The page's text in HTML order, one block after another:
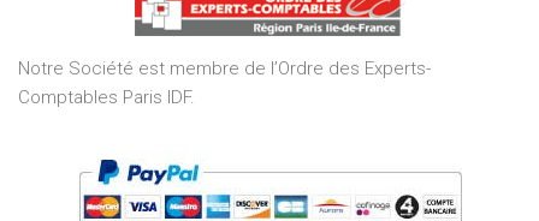
5
Notre Société est membre de l’Ordre des Experts-
Comptables Paris IDF.